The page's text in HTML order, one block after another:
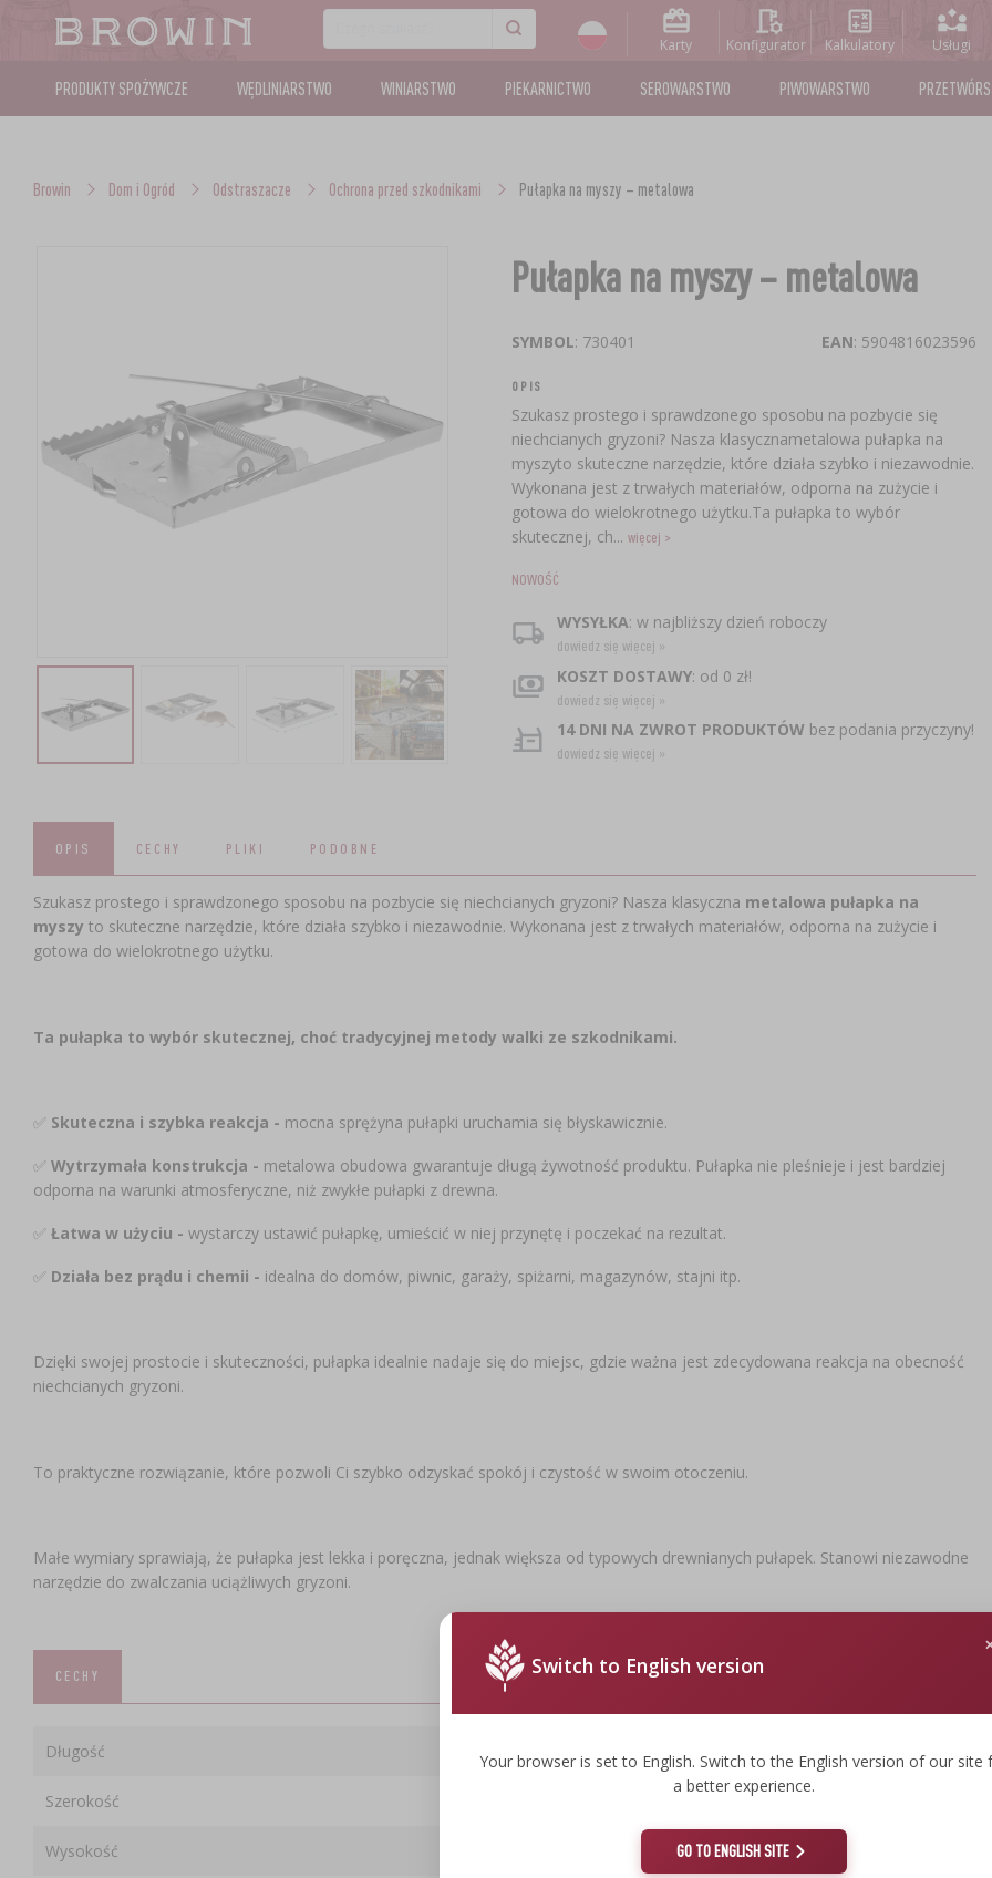
Karty Konfigurator Kalkulatory Usługi
PRODUKTY SPOŻYWCZE WĘDLINIARSTWO WINIARSTWO PIEKARNICTWO SEROWARSTWO PIWOWARSTWO
Browin Dom i Ogród Odstraszacze Ochrona przed szkodnikami Pułapka na myszy – metalowa
Pułapka na myszy – metalowa
SYMBOL: 730401 EAN: 5904816023596
OPIS
Szukasz prostego i sprawdzonego sposobu na pozbycie się
niechcianych gryzoni? Nasza klasycznametalowa pułapka na
myszyto skuteczne narzędzie, które działa szybko i niezawodnie.
Wykonana jest z trwałych materiałów, odporna na zużycie i
gotowa do wielokrotnego użytku.Ta pułapka to wybór
skutecznej, ch... więcej >
NOWOŚĆ
WYSYŁKA: w najbliższy dzień roboczy
dowiedz się więcej »
KOSZT DOSTAWY: od 0 zł!
dowiedz się więcej »
14 DNI NA ZWROT PRODUKTÓW bez podania przyczyny!
dowiedz się więcej »
OPIS CECHY PLIKI PODOBNE
Szukasz prostego i sprawdzonego sposobu na pozbycie się niechcianych gryzoni? Nasza klasyczna metalowa pułapka na
myszy to skuteczne narzędzie, które działa szybko i niezawodnie. Wykonana jest z trwałych materiałów, odporna na zużycie i
gotowa do wielokrotnego użytku.
Ta pułapka to wybór skutecznej, choć tradycyjnej metody walki ze szkodnikami.
✅ Skuteczna i szybka reakcja - mocna sprężyna pułapki uruchamia się błyskawicznie.
✅ Wytrzymała konstrukcja - metalowa obudowa gwarantuje długą żywotność produktu. Pułapka nie pleśnieje i jest bardziej
odporna na warunki atmosferyczne, niż zwykłe pułapki z drewna.
✅ Łatwa w użyciu - wystarczy ustawić pułapkę, umieścić w niej przynętę i poczekać na rezultat.
✅ Działa bez prądu i chemii - idealna do domów, piwnic, garaży, spiżarni, magazynów, stajni itp.
Dzięki swojej prostocie i skuteczności, pułapka idealnie nadaje się do miejsc, gdzie ważna jest zdecydowana reakcja na obecność
niechcianych gryzoni.
To praktyczne rozwiązanie, które pozwoli Ci szybko odzyskać spokój i czystość w swoim otoczeniu.
Małe wymiary sprawiają, że pułapka jest lekka i poręczna, jednak większa od typowych drewnianych pułapek. Stanowi niezawodne
narzędzie do zwalczania uciążliwych gryzoni.
CECHY
Długość 16.6 cm
Szerokość
Wysokość
Switch to English version
Your browser is set to English. Switch to the English version of our site
a better experience.
GO TO ENGLISH SITE